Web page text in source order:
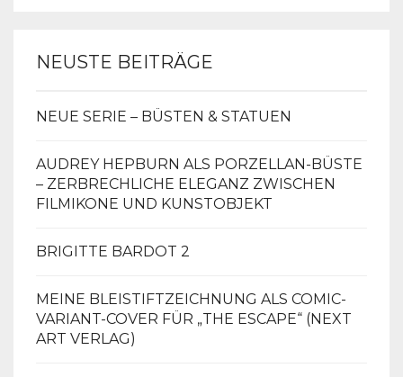
NEUSTE BEITRÄGE
NEUE SERIE – BÜSTEN & STATUEN
AUDREY HEPBURN ALS PORZELLAN-BÜSTE
– ZERBRECHLICHE ELEGANZ ZWISCHEN
FILMIKONE UND KUNSTOBJEKT
BRIGITTE BARDOT 2
MEINE BLEISTIFTZEICHNUNG ALS COMIC-
VARIANT-COVER FÜR „THE ESCAPE“ (NEXT
ART VERLAG)